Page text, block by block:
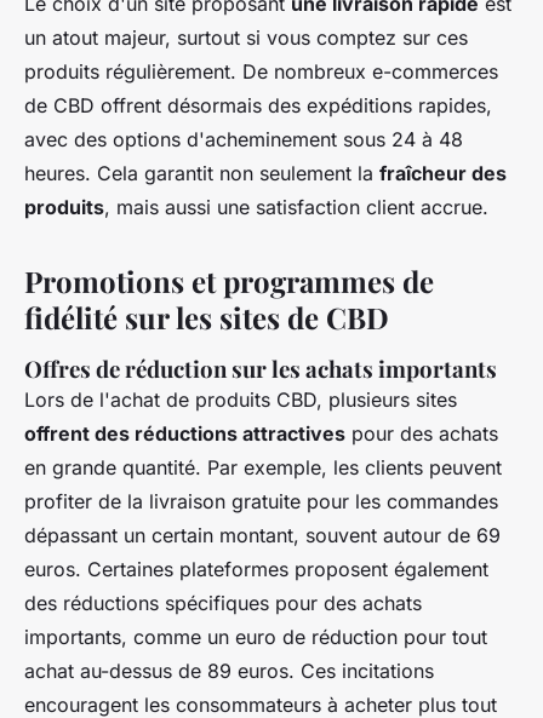
un atout majeur, surtout si vous comptez sur ces
produits régulièrement. De nombreux e-commerces
de CBD offrent désormais des expéditions rapides,
avec des options d'acheminement sous 24 à 48
heures. Cela garantit non seulement la fraîcheur des
produits, mais aussi une satisfaction client accrue.
Promotions et programmes de
fidélité sur les sites de CBD
Offres de réduction sur les achats importants
Lors de l'achat de produits CBD, plusieurs sites
offrent des réductions attractives pour des achats
en grande quantité. Par exemple, les clients peuvent
profiter de la livraison gratuite pour les commandes
dépassant un certain montant, souvent autour de 69
euros. Certaines plateformes proposent également
des réductions spécifiques pour des achats
importants, comme un euro de réduction pour tout
achat au-dessus de 89 euros. Ces incitations
encouragent les consommateurs à acheter plus tout